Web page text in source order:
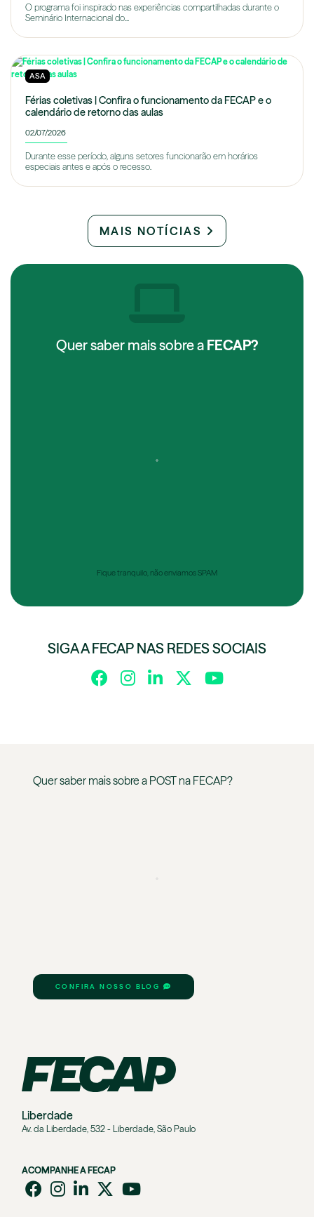
O programa foi inspirado nas experiências compartilhadas durante o
Seminário Internacional do...
ASA
Férias coletivas | Confira o funcionamento da FECAP e o
calendário de retorno das aulas
02/07/2026
Durante esse período, alguns setores funcionarão em horários
especiais antes e após o recesso.
MAIS NOTÍCIAS
Quer saber mais sobre a FECAP?
Fique tranquilo, não enviamos SPAM
SIGA A FECAP NAS REDES SOCIAIS
Quer saber mais sobre a POST na FECAP?
CONFIRA NOSSO BLOG
Liberdade
Av. da Liberdade, 532 - Liberdade, São Paulo
ACOMPANHE A FECAP